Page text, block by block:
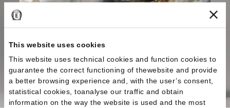
This website uses cookies
This website uses technical cookies and function cookies to
guarantee the correct functioning of thewebsite and provide
a better browsing experience and, with the user’s consent,
statistical cookies, toanalyse our traffic and obtain
information on the way the website is used and the most